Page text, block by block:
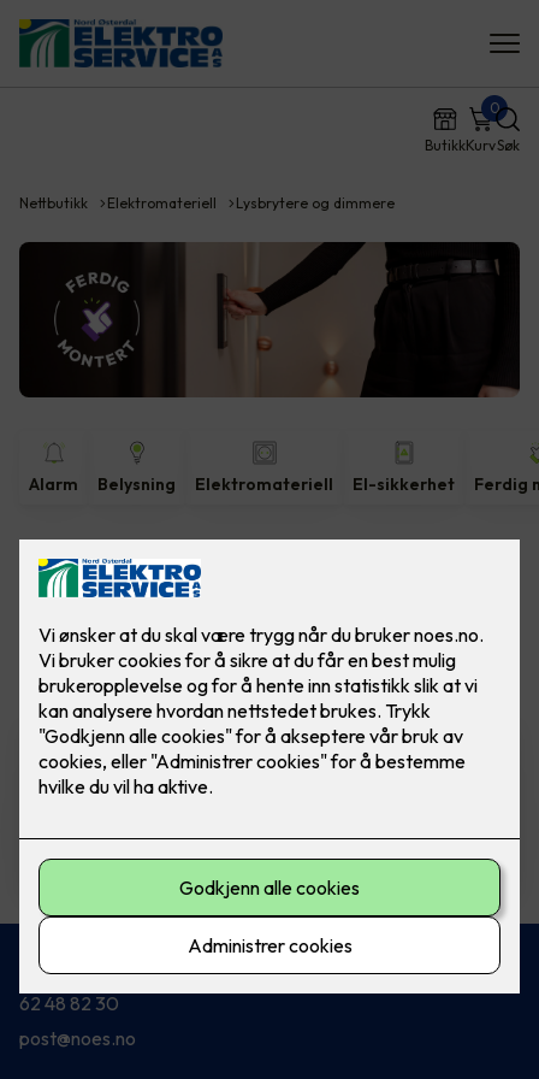
ButikkKurv
0
Søk
Nettbutikk Elektromateriell Lysbrytere og dimmere
Alarm Belysning Elektromateriell El-sikkerhet Ferdig
Vis flerefiltre
ELKO Dimmer - RS16/315 LED
Ferdig montert utskift dimmer
2,290,-
Kontakt oss
62 48 82 30
post@noes.no